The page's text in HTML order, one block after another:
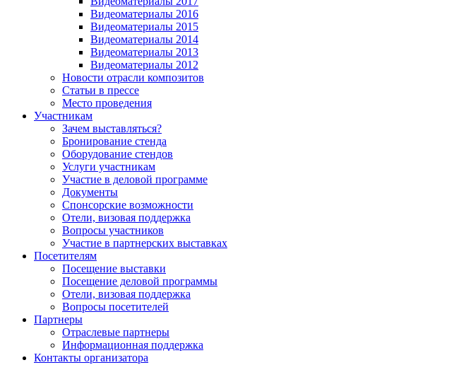
Видеоматериалы 2016
Видеоматериалы 2015
Видеоматериалы 2014
Видеоматериалы 2013
Видеоматериалы 2012
Новости отрасли композитов
Статьи в прессе
Место проведения
Участникам
Зачем выставляться?
Бронирование стенда
Оборудование стендов
Услуги участникам
Участие в деловой программе
Документы
Спонсорские возможности
Отели, визовая поддержка
Вопросы участников
Участие в партнерских выставках
Посетителям
Посещение выставки
Посещение деловой программы
Отели, визовая поддержка
Вопросы посетителей
Партнеры
Отраслевые партнеры
Информационная поддержка
Контакты организатора